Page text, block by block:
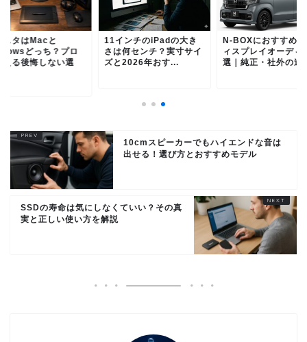
スタはMacと
どっち？プロ
える後悔しない選
11インチのiPadの大き
さは何センチ？実寸サイ
ズと2026年おす...
N-BOXにおすすめ
ィスプレイオーディ
選｜純正・社外の違
10cmスピーカーでもハイエンドな音は
出せる！選び方とおすすめモデル
SSDの寿命は気にしなくていい？その真
実と正しい使い方を解説